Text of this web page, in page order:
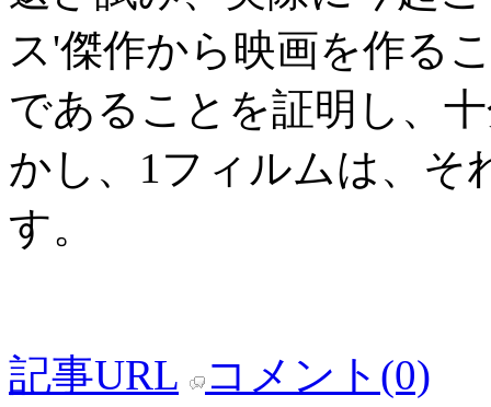
ス'傑作から映画を作る
であることを証明し、
かし、1フィルムは、そ
す。
記事URL コメント(0)